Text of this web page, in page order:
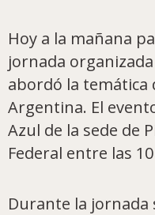
Hoy a la mañana
jornada
abordó la temática
Argentina. El
Azul de la sede de
Federal entre las
Durante la jornada